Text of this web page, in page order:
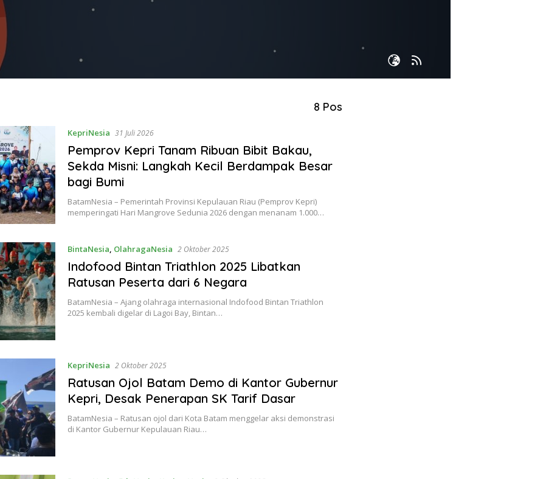
8 Pos
KepriNesia 31 Juli 2026
Pemprov Kepri Tanam Ribuan Bibit Bakau,
Sekda Misni: Langkah Kecil Berdampak Besar
bagi Bumi
BatamNesia – Pemerintah Provinsi Kepulauan Riau (Pemprov Kepri)
memperingati Hari Mangrove Sedunia 2026 dengan menanam 1.000…
BintaNesia OlahragaNesia 2 Oktober 2025
Indofood Bintan Triathlon 2025 Libatkan
Ratusan Peserta dari 6 Negara
BatamNesia – Ajang olahraga internasional Indofood Bintan Triathlon
2025 kembali digelar di Lagoi Bay, Bintan…
KepriNesia 2 Oktober 2025
Ratusan Ojol Batam Demo di Kantor Gubernur
Kepri, Desak Penerapan SK Tarif Dasar
BatamNesia – Ratusan ojol dari Kota Batam menggelar aksi demonstrasi
di Kantor Gubernur Kepulauan Riau…